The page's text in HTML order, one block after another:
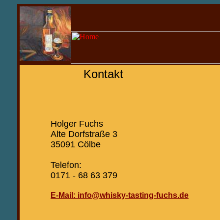
Kontakt
Holger Fuchs
Alte Dorfstraße 3
35091 Cölbe
Telefon:
0171 - 68 63 379
E-Mail: info@whisky-tasting-fuchs.de